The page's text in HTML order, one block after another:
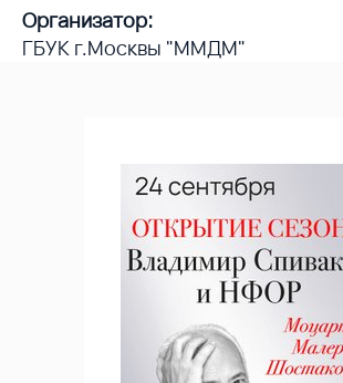
Организатор:
ГБУК г.Москвы "ММДМ"